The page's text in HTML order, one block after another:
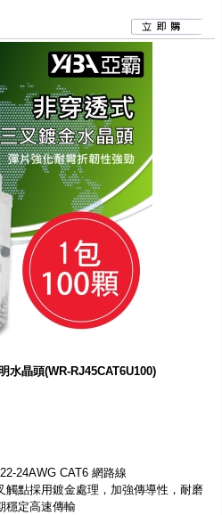
水晶頭(WR-RJ45CAT6U100)
24AWG CAT6 網路線
觸點採用鍍金處理，加強傳導性，耐磨
穩定高速傳輸